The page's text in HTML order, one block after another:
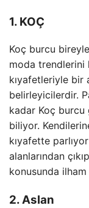
1. KOÇ
Koç burcu
moda trendlerini
kıyafetleriyle bir
belirleyicilerdir.
kadar Koç
biliyor.
kıyafette
alanlarından
konusunda
2. Aslan